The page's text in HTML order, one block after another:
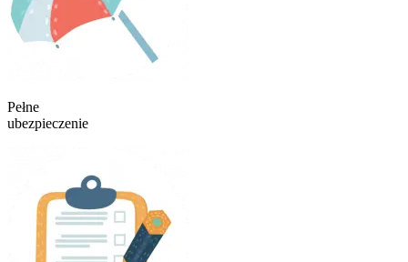
Pełne
ubezpieczenie